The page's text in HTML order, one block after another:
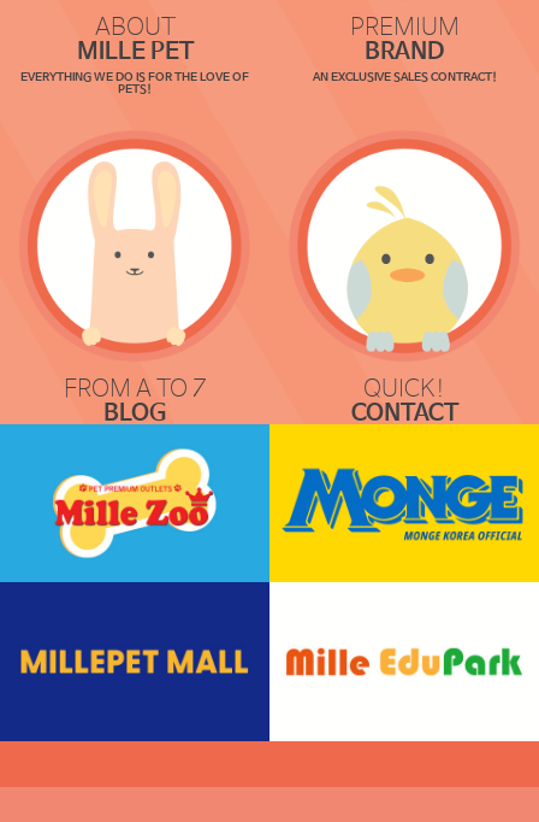
ABOUT
MILLE PET
EVERYTHING WE DO IS FOR THE LOVE OF
PETS!
PREMIUM
BRAND
AN EXCLUSIVE SALES CONTRACT!
FROM A TO Z
BLOG
QUICK!
CONTACT